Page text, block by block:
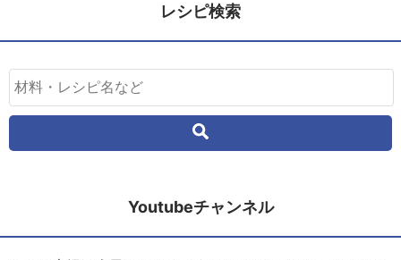
レシピ検索
Youtubeチャンネル